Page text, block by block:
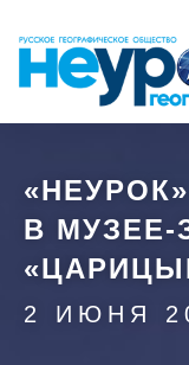
основному
содержанию
ГЛАВНОЕ
МЕНЮ
1
НАЙТИ
В МУЗЕЕ-
2 ИЮНЯ